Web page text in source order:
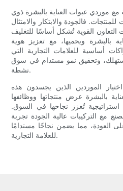
مع موردي عبوات العناية بالبشرة ذوي
فالجودة والابتكار والامتثال
التعاون القوية تُشكل أساسًا للتغليف
بالبشرة ويحميها، مع تعزيز هوية
أساسية للعلامات التجارية التي
وتحقيق نمو مستدام في سوق
نشطة.
الموردين الذين يجسدون هذه
بالبشرة عرض منتجاتها ووظائفها
تُعزز نجاحها في السوق.
مع التركيبات عالية الجودة تجربة
العودة، مما يضمن نجاحًا مستدامًا
للعلامة التجارية.